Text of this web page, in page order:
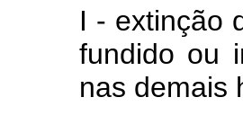
I - extinção
fundido ou
nas demais